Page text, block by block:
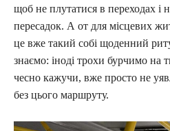
щоб не плутатися в переходах і
пересадок. А от для місцевих
це вже такий собі щоденний
знаємо: іноді трохи бурчимо на
чесно кажучи, вже просто не
без цього маршруту.